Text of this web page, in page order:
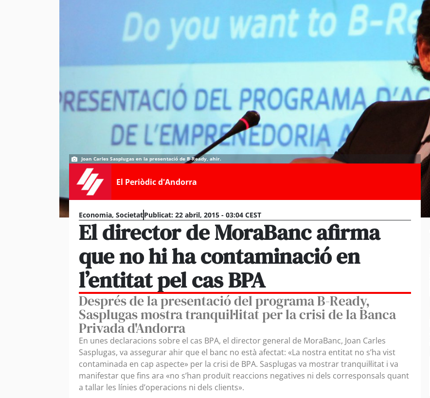
Joan Carles Sasplugas en la presentació de B-Ready, ahir.
El Periòdic d'Andorra
Economia, SocietatPublicat: 22 abril, 2015 - 03:04 CEST
El director de MoraBanc afirma
que no hi ha contaminació en
l’entitat pel cas BPA
Després de la presentació del programa B-Ready,
Sasplugas mostra tranquil·litat per la crisi de la Banca
Privada d'Andorra
En unes declaracions sobre el cas BPA, el director general de MoraBanc, Joan Carles
Sasplugas, va assegurar ahir que el banc no està afectat: «La nostra entitat no s’ha vist
contaminada en cap aspecte» per la crisi de BPA. Sasplugas va mostrar tranquil·litat i va
manifestar que fins ara «no s’han produït reaccions negatives ni dels corresponsals quant
a tallar les línies d’operacions ni dels clients».